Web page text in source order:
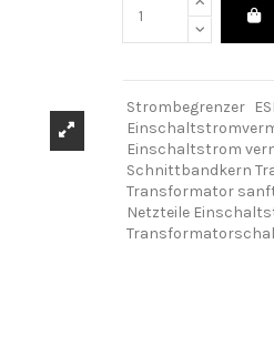
Strombegrenzer
Einschaltstrom
Schnittbandkern
Transformator
Netzteile